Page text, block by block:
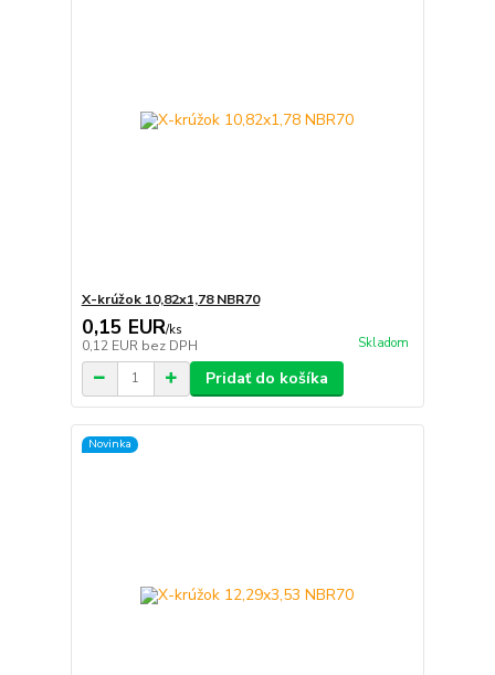
X-krúžok 10,82x1,78 NBR70
0,15 EUR/ks
0,12 EUR bez DPH Skladom
Pridať do košíka
Novinka